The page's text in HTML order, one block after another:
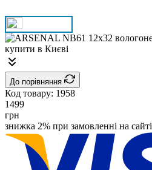
До порівняння
Код товару: 1958
1499
грн
знижка 2% при замовленні на сайті